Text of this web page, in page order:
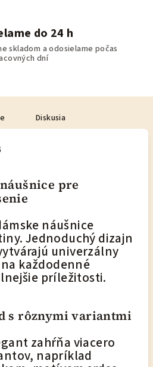
do 24 h
skladom a odosielame počas
dní
Diskusia
pre
náušnice
Jednoduchý dizajn
univerzálny
každodenné
príležitosti.
s rôznymi variantmi
zahŕňa viacero
napríklad